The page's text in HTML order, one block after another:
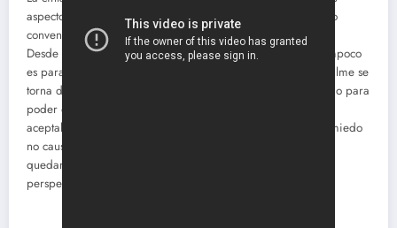
aspectos surrealistas que la distinguen de cualquier producto
convencional sobre casas encantadas.
Desde ese aspecto puede que la cinta sea original (pero tampoco
es para exagerar su inventiva) aunque lamentablemente el filme se
torna demasiado delirante y vulgar en su texto narrativo como para
poder decir que la opción es de calidad.En sí es una cinta
aceptable, aprobada con un justo 5 ya que entretiene pero miedo
no causa nunca. Y si la analizamos desde su comicidad me
quedan muchas dudas de que pudiera ser sólida desde esa
perspectiva también.